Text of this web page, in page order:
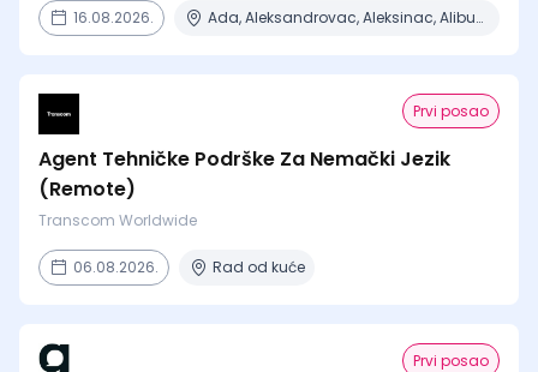
16.08.2026. Ada, Aleksandrovac, Aleksinac, Alibunar, Apatin + 206 mesta
Prvi posao
Agent Tehničke Podrške Za Nemački Jezik
(Remote)
Transcom Worldwide
06.08.2026. Rad od kuće
Prvi posao